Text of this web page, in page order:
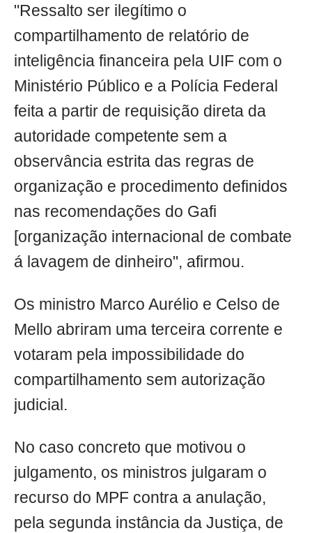
"Ressalto ser ilegítimo o
compartilhamento de relatório de
inteligência financeira pela UIF com o
Ministério Público e a Polícia Federal
feita a partir de requisição direta da
autoridade competente sem a
observância estrita das regras de
organização e procedimento definidos
nas recomendações do Gafi
[organização internacional de combate
á lavagem de dinheiro", afirmou.
Os ministro Marco Aurélio e Celso de
Mello abriram uma terceira corrente e
votaram pela impossibilidade do
compartilhamento sem autorização
judicial.
No caso concreto que motivou o
julgamento, os ministros julgaram o
recurso do MPF contra a anulação,
pela segunda instância da Justiça, de